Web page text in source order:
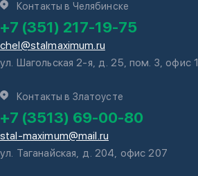
Контакты в Челябинске
+7 (351) 217-19-75
chel@stalmaximum.ru
ул. Шагольская 2-я, д. 25, пом. 3, офис 1
Контакты в Златоусте
+7 (3513) 69-00-80
stal-maximum@mail.ru
ул. Таганайская, д. 204, офис 207